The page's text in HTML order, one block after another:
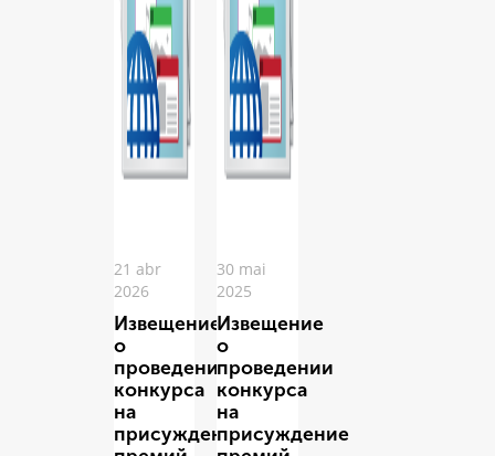
21 abr
2026
Извещение
о
проведении
конкурса
на
присуждение
30 mai
2025
Извещение
о
проведении
конкурса
на
присуждение